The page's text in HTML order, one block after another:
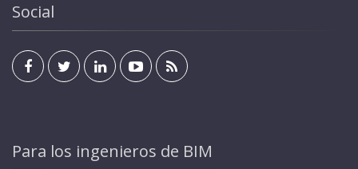
Social
Para los ingenieros de BIM